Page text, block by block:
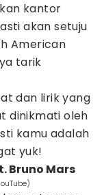
kantor
akan setuju
American
tarik
dan lirik yang
dinikmati oleh
kamu adalah
yuk!
Bruno Mars